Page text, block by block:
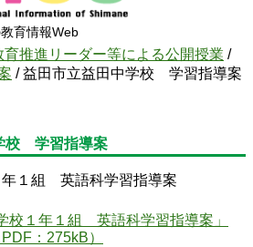
育情報Web
育推進リーダー等による公開授業 /
/益田市立益田中学校 学習指導案
校 学習指導案
年１組 英語科学習指導案
校１年１組 英語科学習指導案」
：275kB）